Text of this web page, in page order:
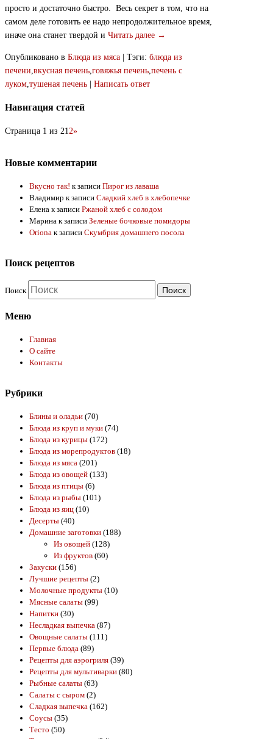
просто и достаточно быстро. Весь секрет в том, что на
самом деле готовить ее надо непродолжительное время,
иначе она станет твердой и Читать далее →
Опубликовано в Блюда из мяса Тэги: блюда из
печени вкусная печень говяжья печень печень с
луком тушеная печень Написать ответ
Навигация статей
Страница 1 из 21 2»
Новые комментарии
Вкусно так! к записи Пирог из лаваша
Владимир к записи Сладкий хлеб в хлебопечке
Елена к записи Ржаной хлеб с солодом
Марина к записи Зеленые бочковые помидоры
Oriona к записи Скумбрия домашнего посола
Поиск рецептов
Поиск
Меню
Главная
О сайте
Контакты
Рубрики
Блины и оладьи (70)
Блюда из круп и муки (74)
Блюда из курицы (172)
Блюда из морепродуктов (18)
Блюда из мяса (201)
Блюда из овощей (133)
Блюда из птицы (6)
Блюда из рыбы (101)
Блюда из яиц (10)
Десерты (40)
Домашние заготовки (188)
Из овощей (128)
Из фруктов (60)
Закуски (156)
Лучшие рецепты (2)
Молочные продукты (10)
Мясные салаты (99)
Напитки (30)
Несладкая выпечка (87)
Овощные салаты (111)
Первые блюда (89)
Рецепты для аэрогриля (39)
Рецепты для мультиварки (80)
Рыбные салаты (63)
Салаты с сыром (2)
Сладкая выпечка (162)
Соусы (35)
Тесто (50)